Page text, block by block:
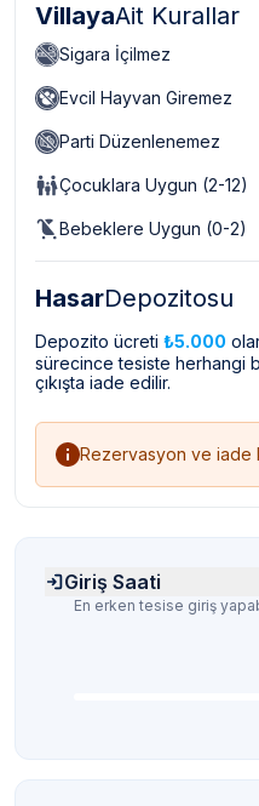
VillayaAit Kurallar
Sigara İçilmez
Evcil Hayvan Giremez
Parti Düzenlenemez
Çocuklara Uygun (2-12)
Bebeklere Uygun (0-2)
HasarDepozitosu
Depozito ücreti ₺5.000
sürecince tesiste herhangi
çıkışta iade edilir.
Rezervasyon ve iade
Giriş Saati
En erken tesise giriş